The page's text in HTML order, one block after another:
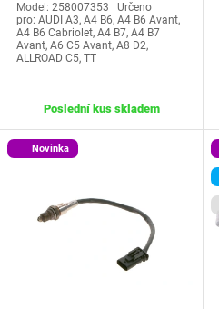
Model: 258007353 Určeno
pro: AUDI A3, A4 B6, A4 B6 Avant,
A4 B6 Cabriolet, A4 B7, A4 B7
Avant, A6 C5 Avant, A8 D2,
ALLROAD C5, TT
Poslední kus skladem
Novinka